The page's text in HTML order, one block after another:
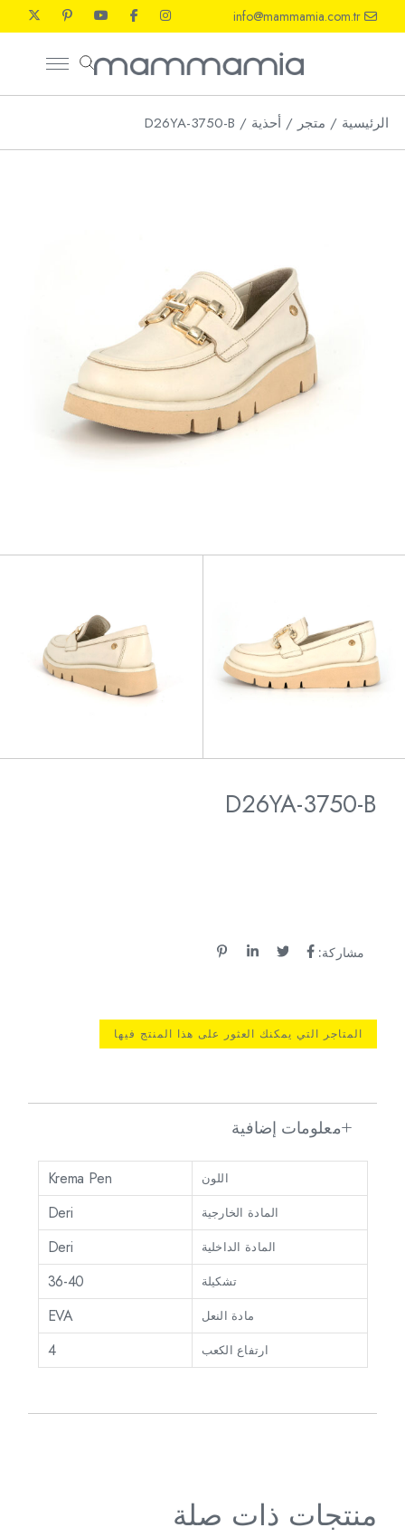
the
info@mammamia.com.tr
الرئيسية متجر أحذية D26YA-3750-B
D26YA-3750-B
مشاركة:
المتاجر التي يمكنك العثور على هذا المنتج فيها
معلومات إضافية
اللون Krema Pen
المادة الخارجية Deri
المادة الداخلية Deri
تشكيلة 36-40
مادة النعل EVA
ارتفاع الكعب 4
منتجات ذات صلة